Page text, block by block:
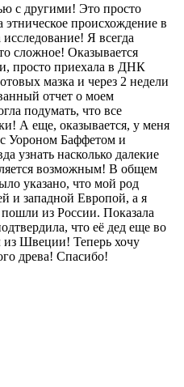
с другими! Это просто
происхождение в
Я всегда
сложное! Оказывается
просто приехала в ДНК
мазка и через 2 недели
отчет о моем
подумать, что все
А еще, оказывается, у меня
Уороном Баффетом и
узнать насколько далекие
возможным! В общем
указано, что мой род
и западной Европой, а я
из России. Показала
что её дед еще во
из Швеции! Теперь хочу
древа! Спасибо!